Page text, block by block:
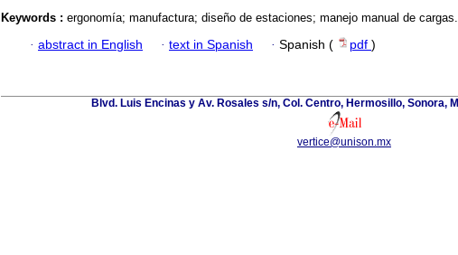
Keywords : ergonomía; manufactura; diseño de estaciones; manejo manual de cargas.
· abstract in English · text in Spanish · Spanish ( pdf )
Blvd. Luis Encinas y Av. Rosales s/n, Col. Centro, Hermosillo, Sonora,
vertice@unison.mx